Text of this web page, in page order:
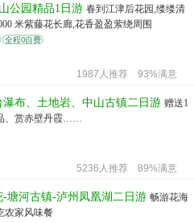
公园精品1日游 春到江津后花园,缕缕清
米紫藤花长廊,花香盈盈萦绕周围
全程0自费
1987人推荐 93%满意
布、土地岩、中山古镇二日游 赠送1
、赏赤壁丹霞……
5236人推荐 89%满意
塘河古镇-泸州凤凰湖二日游 畅游花海
农家风味餐